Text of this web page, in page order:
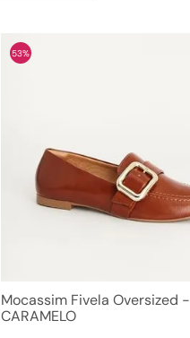
53%
Mocassim Fivela Oversized -
CARAMELO